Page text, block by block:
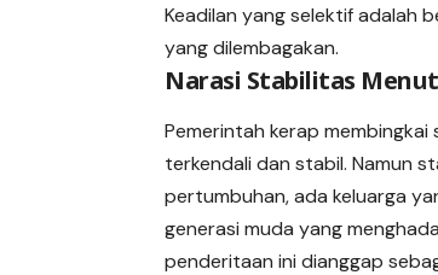
Keadilan yang selektif adalah
yang dilembagakan.
Narasi Stabilitas
Pemerintah kerap membingkai
terkendali dan stabil. Namun
pertumbuhan, ada keluarga
generasi muda yang
penderitaan ini dianggap